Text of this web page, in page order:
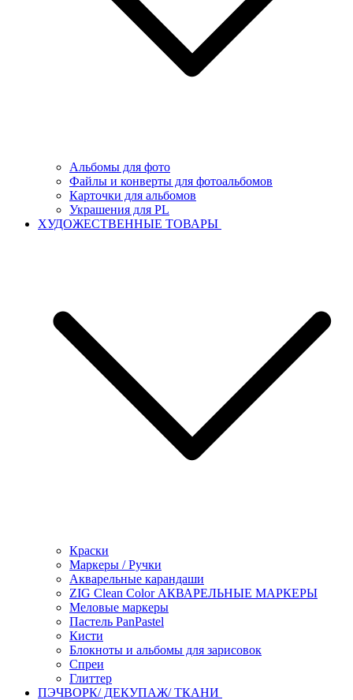
Альбомы для фото
Файлы и конверты для фотоальбомов
Карточки для альбомов
Украшения для PL
ХУДОЖЕСТВЕННЫЕ ТОВАРЫ
Краски
Маркеры / Ручки
Акварельные карандаши
ZIG Clean Color АКВАРЕЛЬНЫЕ МАРКЕРЫ
Меловые маркеры
Пастель PanPastel
Кисти
Блокноты и альбомы для зарисовок
Спреи
Глиттер
ПЭЧВОРК/ ДЕКУПАЖ/ ТКАНИ